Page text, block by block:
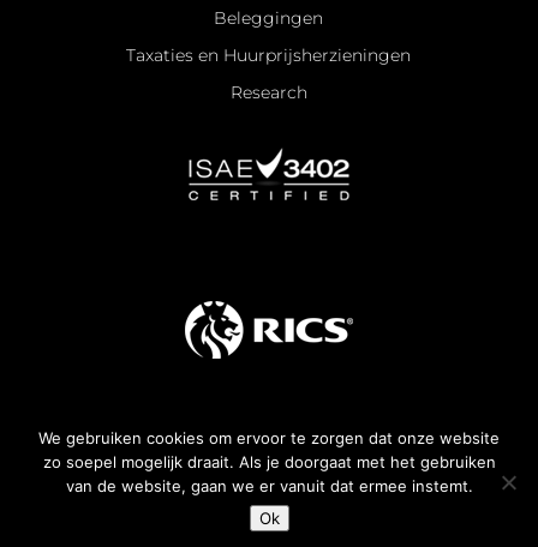
Beleggingen
Taxaties en Huurprijsherzieningen
Research
Algemene voorwaarden
All rights reserved —2026
We gebruiken cookies om ervoor te zorgen dat onze website
zo soepel mogelijk draait. Als je doorgaat met het gebruiken
van de website, gaan we er vanuit dat ermee instemt.
Ok